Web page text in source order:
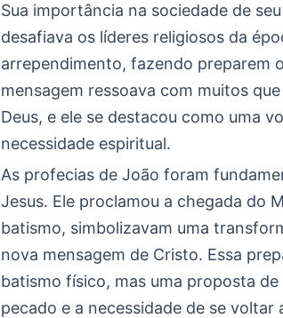
Sua importância na sociedade de
desafiava os líderes religiosos da
arrependimento, fazendo preparem
mensagem ressoava com muitos
Deus, e ele se destacou como uma
necessidade espiritual.
As profecias de João foram
Jesus. Ele proclamou a chegada do
batismo, simbolizavam uma
nova mensagem de Cristo. Essa
batismo físico, mas uma proposta
pecado e a necessidade de se voltar